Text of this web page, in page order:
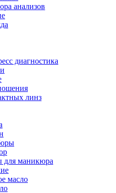
анализов
диагностика
линз
для маникюра
масло